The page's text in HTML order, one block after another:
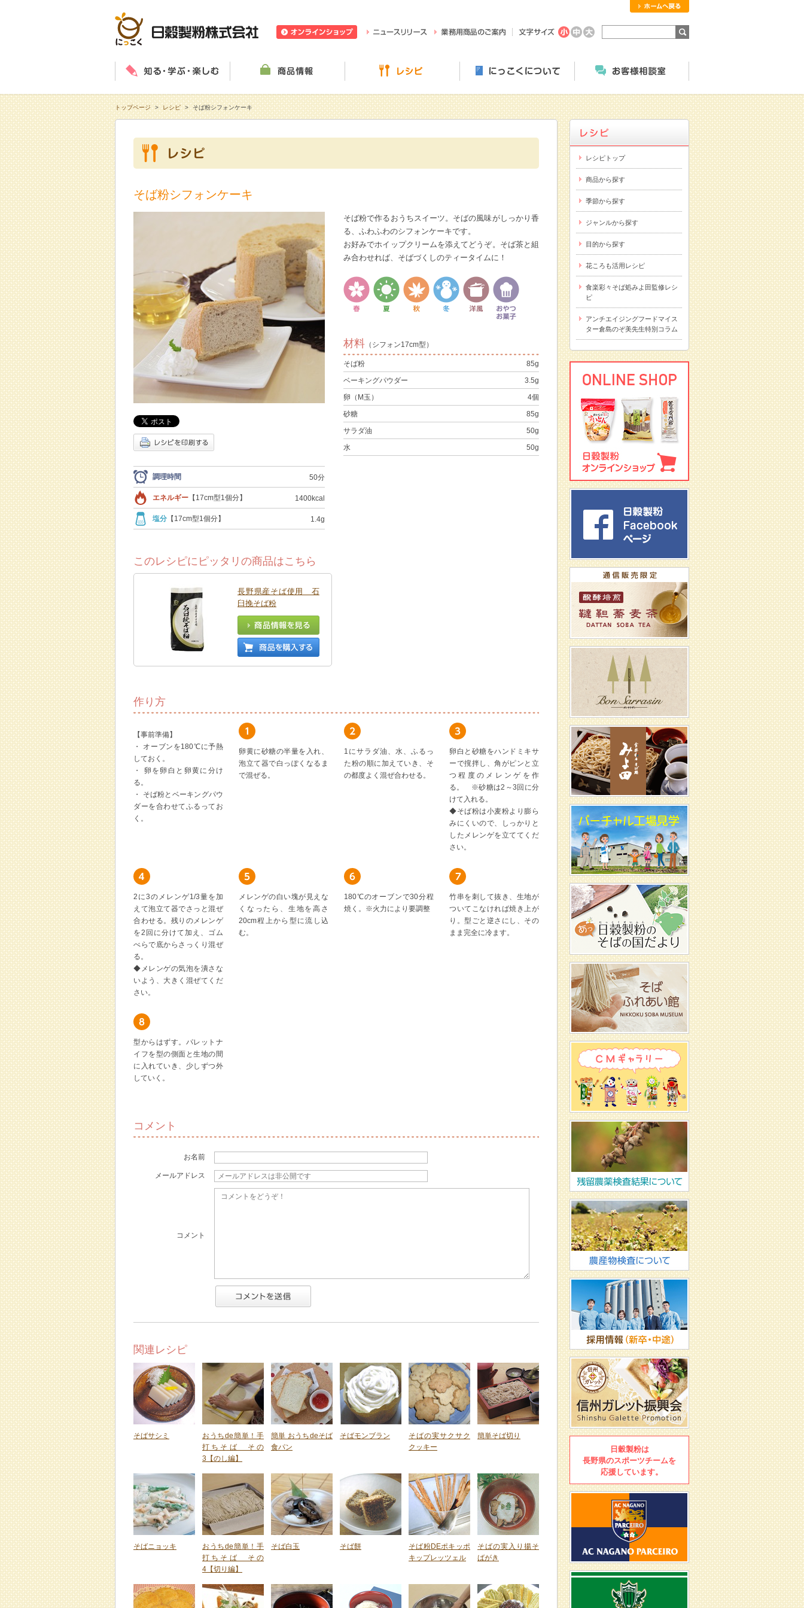
ニュースリリース
業務用商品のご案内
知る・学ぶ・楽しむ レシピ にっこくについて
トップページ > レシピ > そば粉シフォンケーキ
そば粉シフォンケーキ
調理時間 50分
エネルギー 【17cm型1個分】 1400kcal
塩分 【17cm型1個分】 1.4g
そば粉で作るおうちスイーツ。そばの風味がしっかり香
る、ふわふわのシフォンケーキです。
お好みでホイップクリームを添えてどうぞ。そば茶と組
み合わせれば、そばづくしのティータイムに！
材料 （シフォン17cm型）
そば粉
85g
ベーキングパウダー
3.5g
卵（M玉）
4個
砂糖
85g
サラダ油
50g
水
50g
このレシピにピッタリの商品はこちら
長野県産そば使用 石
臼挽そば粉
作り方
【事前準備】
・ オーブンを180℃に予熱
しておく。
・ 卵を卵白と卵黄に分け
る。
・ そば粉とベーキングパウ
ダーを合わせてふるってお
く。
卵黄に砂糖の半量を入れ、
泡立て器で白っぽくなるま
で混ぜる。
1にサラダ油、水、ふるっ
た粉の順に加えていき、そ
の都度よく混ぜ合わせる。
卵白と砂糖をハンドミキサ
ーで撹拌し、角がピンと立
つ程度のメレンゲを作
る。 ※砂糖は2～3回に分
けて入れる。
◆そば粉は小麦粉より膨ら
みにくいので、しっかりと
したメレンゲを立ててくだ
さい。
2に3のメレンゲ1/3量を加
えて泡立て器でさっと混ぜ
合わせる。残りのメレンゲ
を2回に分けて加え、ゴム
べらで底からさっくり混ぜ
る。
◆メレンゲの気泡を潰さな
いよう、大きく混ぜてくだ
さい。
メレンゲの白い塊が見えな
くなったら、生地を高さ
20cm程上から型に流し込
む。
180℃のオーブンで30分程
焼く。※火力により要調整
竹串を刺して抜き、生地が
ついてこなければ焼き上が
り。型ごと逆さにし、その
まま完全に冷ます。
型からはずす。パレットナ
イフを型の側面と生地の間
に入れていき、少しずつ外
していく。
コメント
お名前
メールアドレス
コメント
関連レシピ
そばサシミ
おうちde簡単！手
打ちそば その
3【のし編】
簡単 おうちdeそば
食パン
そばモンブラン
そばの実サクサク
クッキー
簡単そば切り
そばニョッキ
おうちde簡単！手
打ちそば その
4【切り編】
そば白玉 そば餅
そば粉DEポキッポ
キップレッツェル
そばの実入り揚そ
ばがき
レシピトップ
商品から探す
季節から探す
ジャンルから探す
目的から探す
花ころも活用レシピ
食楽彩々そば処みよ田監修レシ
ピ
アンチエイジングフードマイス
ター倉島のぞ美先生特別コラム
日穀製粉は
長野県のスポーツチームを
応援しています。